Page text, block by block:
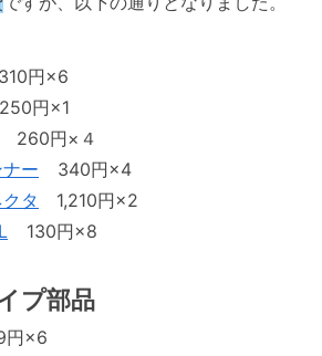
円×6
円×1
260円×４
ー 340円×4
タ 1,210円×2
130円×8
プ部品
×6